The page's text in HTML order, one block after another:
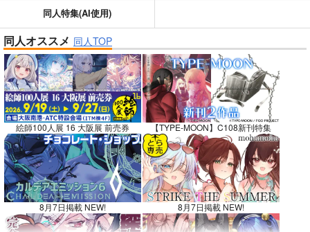
同人特集(AI使用)
同人オススメ 同人TOP
絵師100人展 16 大阪展 前売券 【TYPE-MOON】C108新刊特集
8月7日掲載 NEW! 8月7日掲載 NEW!